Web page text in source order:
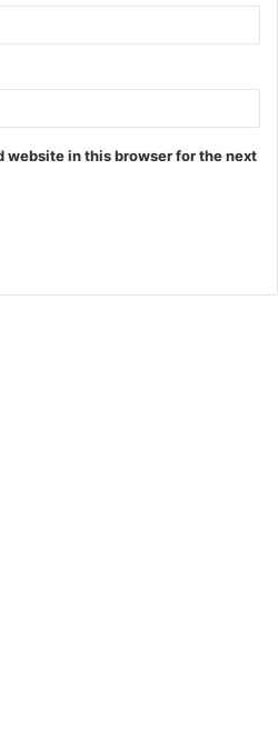
website in this browser for the next